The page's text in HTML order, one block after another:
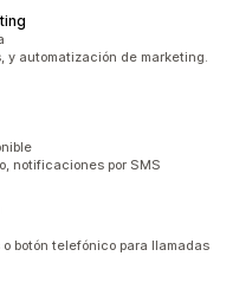
y automatización de marketing.
notificaciones por SMS
botón telefónico para llamadas